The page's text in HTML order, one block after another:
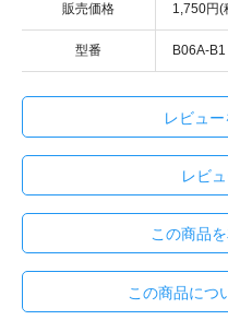
販売価格 1,750円(
型番 B06A-
レビュ
レビ
この商品
この商品につ